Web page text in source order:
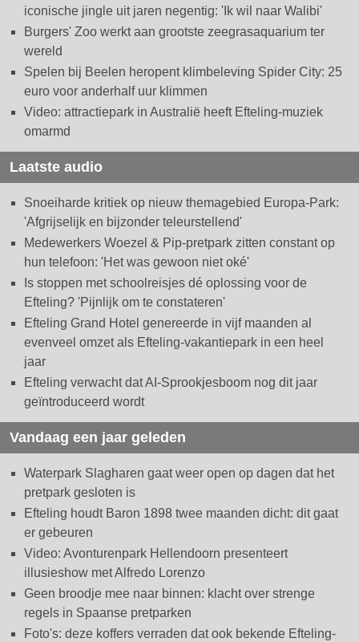
iconische jingle uit jaren negentig: 'Ik wil naar Walibi'
Burgers' Zoo werkt aan grootste zeegrasaquarium ter
wereld
Spelen bij Beelen heropent klimbeleving Spider City: 25
euro voor anderhalf uur klimmen
Video: attractiepark in Australië heeft Efteling-muziek
omarmd
Laatste audio
Snoeiharde kritiek op nieuw themagebied Europa-Park:
'Afgrijselijk en bijzonder teleurstellend'
Medewerkers Woezel & Pip-pretpark zitten constant op
hun telefoon: 'Het was gewoon niet oké'
Is stoppen met schoolreisjes dé oplossing voor de
Efteling? 'Pijnlijk om te constateren'
Efteling Grand Hotel genereerde in vijf maanden al
evenveel omzet als Efteling-vakantiepark in een heel
jaar
Efteling verwacht dat AI-Sprookjesboom nog dit jaar
geïntroduceerd wordt
Vandaag een jaar geleden
Waterpark Slagharen gaat weer open op dagen dat het
pretpark gesloten is
Efteling houdt Baron 1898 twee maanden dicht: dit gaat
er gebeuren
Video: Avonturenpark Hellendoorn presenteert
illusieshow met Alfredo Lorenzo
Geen broodje mee naar binnen: klacht over strenge
regels in Spaanse pretparken
Foto's: deze koffers verraden dat ook bekende Efteling-